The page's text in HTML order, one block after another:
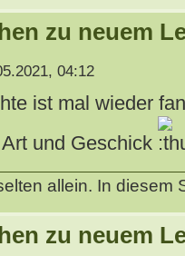
zu neuem
04:12
ist mal wieder
und Geschick
allein. In diesem
zu neuem